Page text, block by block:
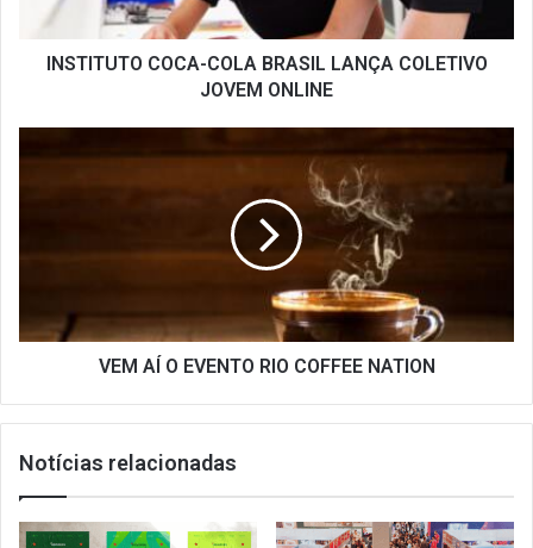
ONLINE
INSTITUTO COCA-COLA BRASIL LANÇA COLETIVO
JOVEM ONLINE
AÍ
VEM AÍ O EVENTO RIO COFFEE NATION
Notícias relacionadas